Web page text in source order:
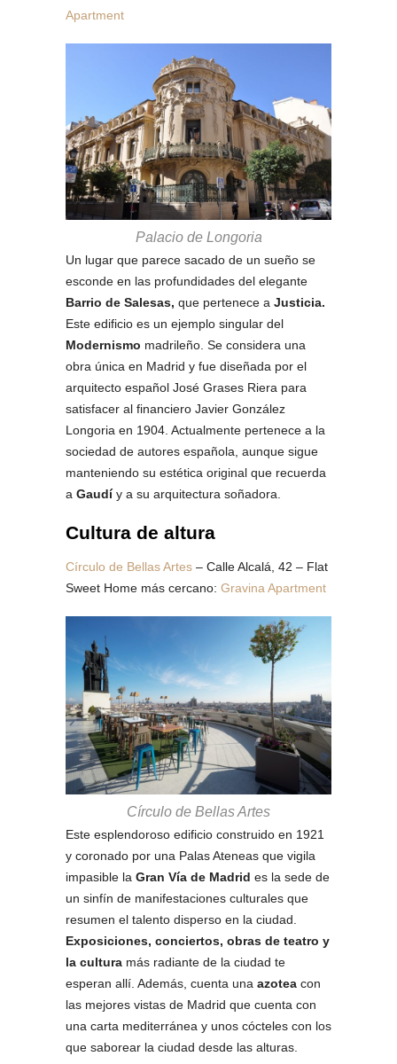
Apartment
Palacio de Longoria
Un lugar que parece sacado de un sueño se
esconde en las profundidades del elegante
Barrio de Salesas, que pertenece a Justicia.
Este edificio es un ejemplo singular del
Modernismo madrileño. Se considera una
obra única en Madrid y fue diseñada por el
arquitecto español José Grases Riera para
satisfacer al financiero Javier González
Longoria en 1904. Actualmente pertenece a la
sociedad de autores española, aunque sigue
manteniendo su estética original que recuerda
a Gaudíy a su arquitectura soñadora.
Cultura de altura
Círculo de Bellas Artes – Calle Alcalá, 42 – Flat
Sweet Home más cercano: Gravina Apartment
Círculo de Bellas Artes
Este esplendoroso edificio construido en 1921
y coronado por una Palas Ateneas que vigila
impasible la Gran Vía de Madrid es la sede de
un sinfín de manifestaciones culturales que
resumen el talento disperso en la ciudad.
Exposiciones, conciertos, obras de teatro y
la cultura más radiante de la ciudad te
esperan allí. Además, cuenta una azotea con
las mejores vistas de Madrid que cuenta con
una carta mediterránea y unos cócteles con los
que saborear la ciudad desde las alturas.